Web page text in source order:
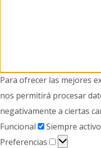
Para ofrecer las mejores
nos permitirá procesar
negativamente a ciertas
Funcional
Funcional
Siempre activo
Preferencias
Preferencias